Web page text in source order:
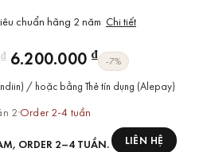
chuẩn hãng 2 năm Chi tiết
₫ Giá
gốc
là:
6.686.000 ₫.
6.200.000 ₫
Giá
hiện
tại
là:
6.200.000 ₫.
-7%
/ hoặc bằng Thẻ tín dụng (Alepay)
2·Order 2-4 tuần
ORDER 2–4 TUẦN. LIÊN HỆ